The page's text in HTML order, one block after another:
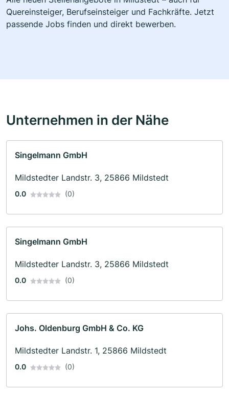
Quereinsteiger, Berufseinsteiger und Fachkräfte. Jetzt
passende Jobs finden und direkt bewerben.
Unternehmen in der Nähe
Singelmann GmbH
Mildstedter Landstr. 3, 25866 Mildstedt
0.0 (0)
Singelmann GmbH
Mildstedter Landstr. 3, 25866 Mildstedt
0.0 (0)
Johs. Oldenburg GmbH & Co. KG
Mildstedter Landstr. 1, 25866 Mildstedt
0.0 (0)